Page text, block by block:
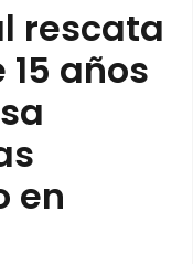
rescata
años
en